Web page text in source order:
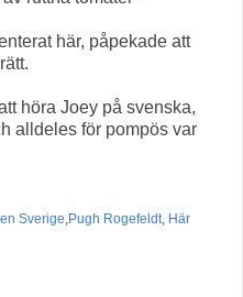
här, påpekade att
höra Joey på svenska,
alldeles för pompös var
Sverige,Pugh Rogefeldt, Här